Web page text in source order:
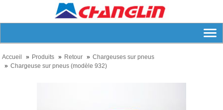
Accueil Produits Retour
Chargeuses sur pneus
Chargeuse sur pneus (modèle 932)